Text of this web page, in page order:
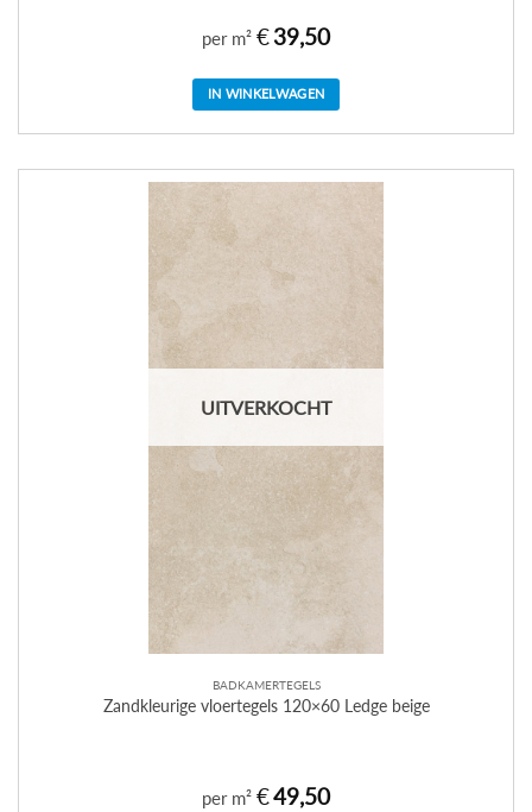
per m² €39,50
IN WINKELWAGEN
UITVERKOCHT
BADKAMERTEGELS
Zandkleurige vloertegels 120×60 Ledge beige
per m² €49,50